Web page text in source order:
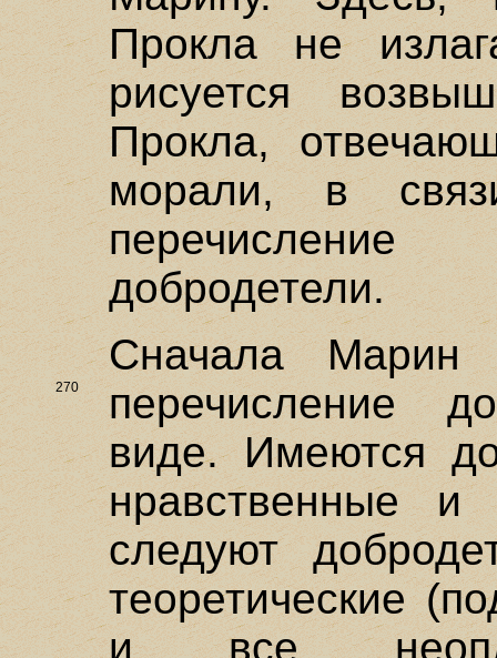
Прокла не
рисуется
Прокла,
морали, в
добродетели.
Сначала
перечисление
270
виде. Имеются
нравственные и
следуют
теоретические
и все